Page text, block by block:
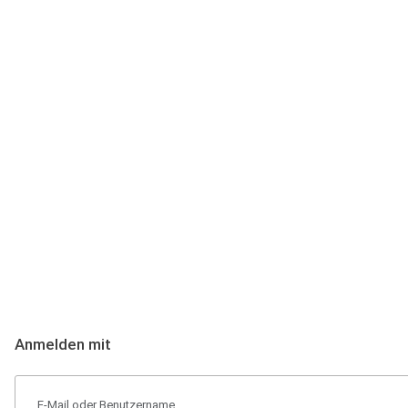
Anmelden mit